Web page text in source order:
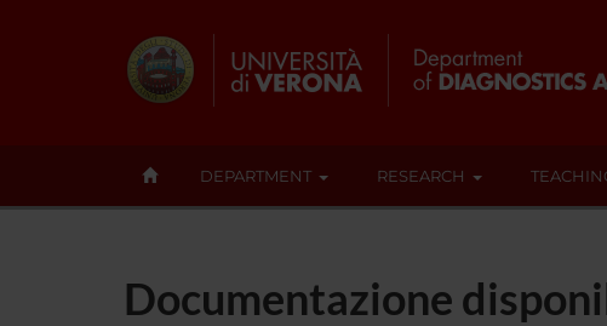
DEPARTMENT RESEARCH
Documentazione